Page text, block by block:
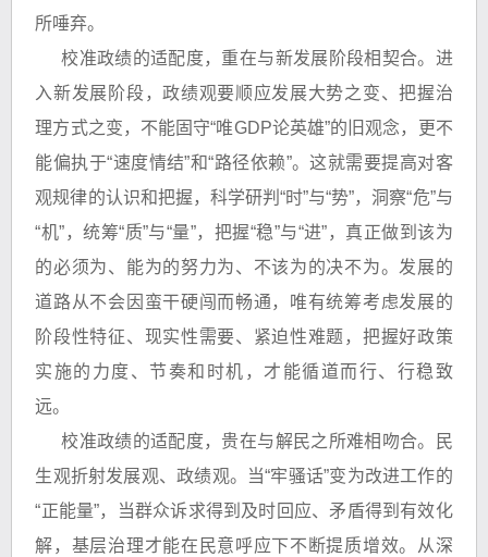
所唾弃。
校准政绩的适配度，重在与新发展阶段相契合。进
入新发展阶段，政绩观要顺应发展大势之变、把握治
理方式之变，不能固守“唯GDP论英雄”的旧观念，更不
能偏执于“速度情结”和“路径依赖”。这就需要提高对客
观规律的认识和把握，科学研判“时”与“势”，洞察“危”与
“机”，统筹“质”与“量”，把握“稳”与“进”，真正做到该为
的必须为、能为的努力为、不该为的决不为。发展的
道路从不会因蛮干硬闯而畅通，唯有统筹考虑发展的
阶段性特征、现实性需要、紧迫性难题，把握好政策
实施的力度、节奏和时机，才能循道而行、行稳致
远。
校准政绩的适配度，贵在与解民之所难相吻合。民
生观折射发展观、政绩观。当“牢骚话”变为改进工作的
“正能量”，当群众诉求得到及时回应、矛盾得到有效化
解，基层治理才能在民意呼应下不断提质增效。从深